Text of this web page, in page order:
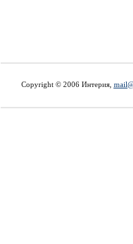
Copyright © 2006 Интерия,